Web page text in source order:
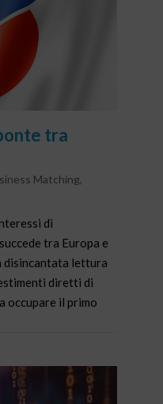
tra
Matching,
di
tra Europa e
disincantata lettura
diretti di
occupare il primo